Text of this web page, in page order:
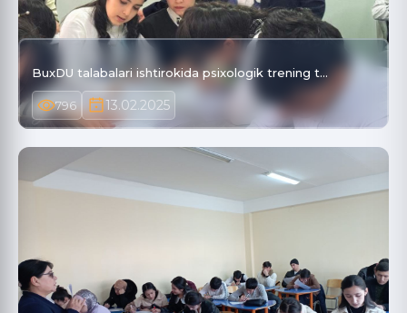
BuxDU talabalari ishtirokida psixologik trening t…
796 13.02.2025